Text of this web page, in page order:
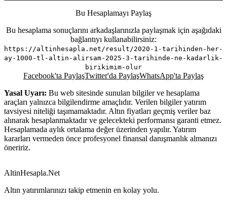
Bu Hesaplamayı Paylaş
Bu hesaplama sonuçlarını arkadaşlarınızla paylaşmak için aşağıdaki
bağlantıyı kullanabilirsiniz:
https://altinhesapla.net/result/2020-1-tarihinden-her-
ay-1000-tl-altin-alirsam-2025-3-tarihinde-ne-kadarlik-
birikimim-olur
Facebook'ta PaylaşTwitter'da PaylaşWhatsApp'ta Paylaş
Yasal Uyarı: Bu web sitesinde sunulan bilgiler ve hesaplama
araçları yalnızca bilgilendirme amaçlıdır. Verilen bilgiler yatırım
tavsiyesi niteliği taşımamaktadır. Altın fiyatları geçmiş veriler baz
alınarak hesaplanmaktadır ve gelecekteki performansı garanti etmez.
Hesaplamada aylık ortalama değer üzerinden yapılır. Yatırım
kararları vermeden önce profesyonel finansal danışmanlık almanızı
öneririz.
AltinHesapla.Net
Altın yatırımlarınızı takip etmenin en kolay yolu.